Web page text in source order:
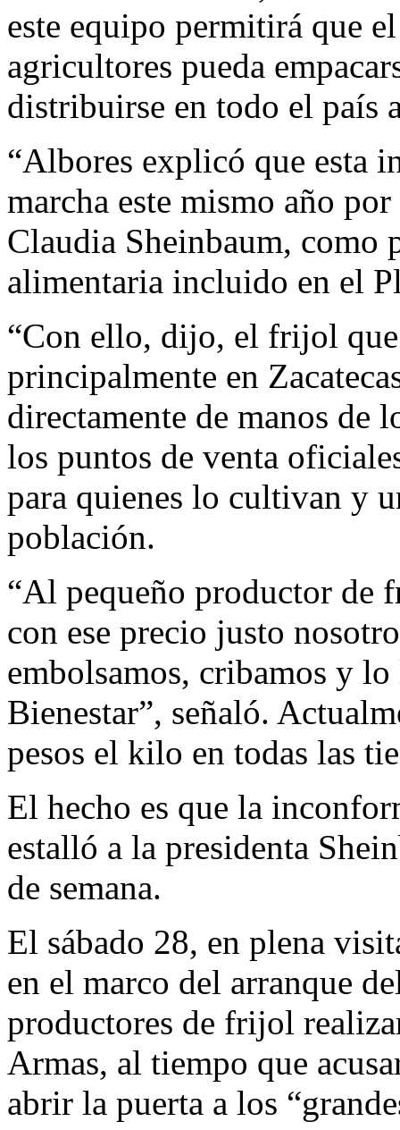
este equipo permitirá que
agricultores pueda
distribuirse en todo el país
“Albores explicó que esta
marcha este mismo año
Claudia Sheinbaum, como
alimentaria incluido en el
“Con ello, dijo, el frijol que
principalmente en
directamente de manos de
los puntos de venta
para quienes lo cultivan y
población.
“Al pequeño productor de
con ese precio justo
embolsamos, cribamos y
Bienestar”, señaló.
pesos el kilo en todas las
El hecho es que la
estalló a la presidenta
de semana.
El sábado 28, en plena
en el marco del arranque
productores de frijol
Armas, al tiempo que
abrir la puerta a los